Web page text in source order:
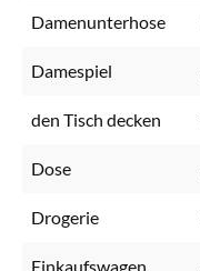
Damenunterhose
Damespiel
den Tisch decken
Dose
Drogerie
Einkaufswagen